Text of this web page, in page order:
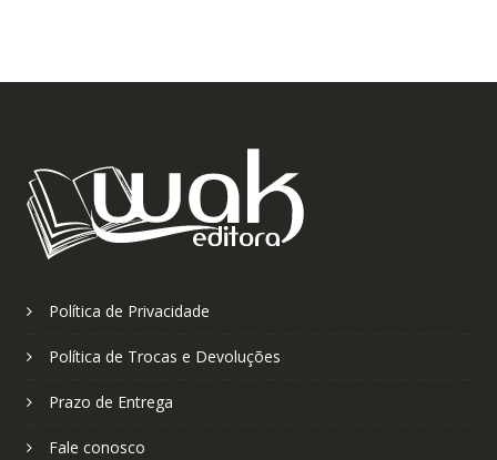
Política de Privacidade
Política de Trocas e Devoluções
Prazo de Entrega
Fale conosco